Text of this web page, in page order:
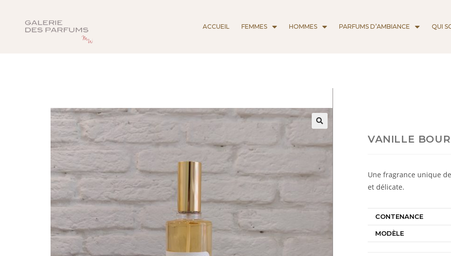
ACCUEIL FEMMES HOMMES PARFUMS D’AMBIANCE QUI
VANILLE
Une fragrance unique
et délicate.
CONTENANCE
MODÈLE